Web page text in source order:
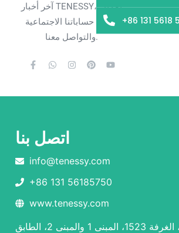
آخر أخبار TENESSY، يمكنك
متابعة حساباتنا الاجتماعية
والتواصل معنا.
اتصل بنا
info@tenessy.com
+86 131 56185750
www.tenessy.com
الغرفة 1523، الغرفة 1523، المبنى 1 والمبنى 2، الطابق
+86 131 5618